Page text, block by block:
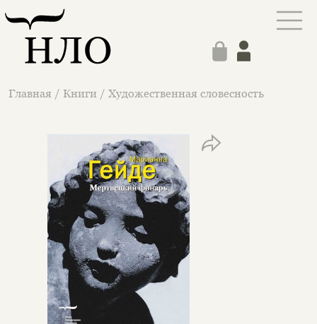
Главная / Книги / Художественная словесность